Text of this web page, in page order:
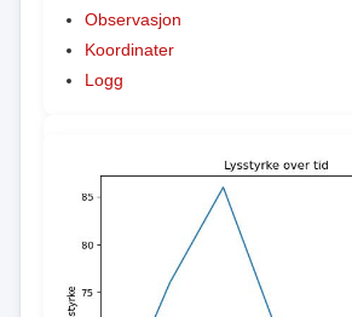
Observasjon
Koordinater
Logg